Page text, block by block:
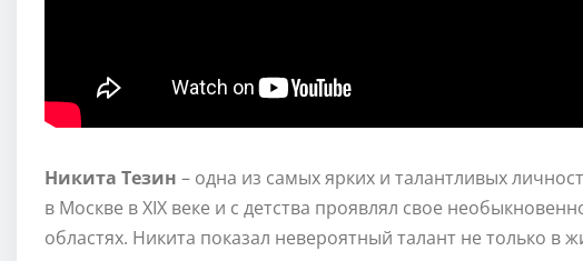
Никита Тезин – одна из самых ярких и талантливых
в Москве в XIX веке и с детства проявлял свое
областях. Никита показал невероятный талант не только в